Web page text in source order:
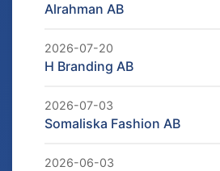
Alrahman AB
2026-07-20
H Branding AB
2026-07-03
Somaliska Fashion AB
2026-06-03